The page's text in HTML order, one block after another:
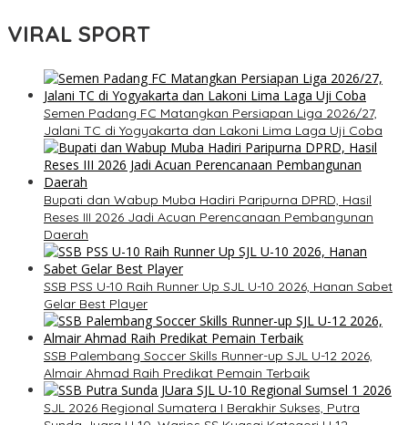
VIRAL SPORT
Semen Padang FC Matangkan Persiapan Liga 2026/27,
Jalani TC di Yogyakarta dan Lakoni Lima Laga Uji Coba
Bupati dan Wabup Muba Hadiri Paripurna DPRD, Hasil
Reses III 2026 Jadi Acuan Perencanaan Pembangunan
Daerah
SSB PSS U-10 Raih Runner Up SJL U-10 2026, Hanan Sabet
Gelar Best Player
SSB Palembang Soccer Skills Runner-up SJL U-12 2026,
Almair Ahmad Raih Predikat Pemain Terbaik
SJL 2026 Regional Sumatera I Berakhir Sukses, Putra